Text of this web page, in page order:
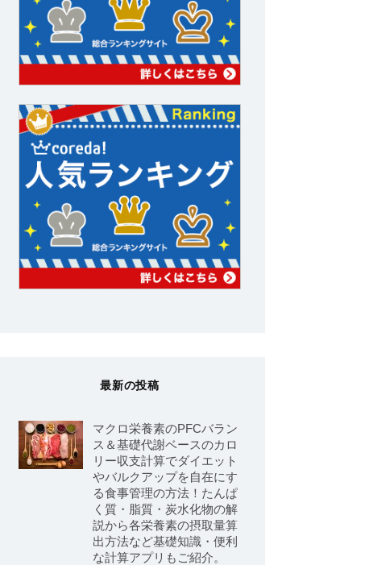
最新の投稿
マクロ栄養素のPFCバラン
ス＆基礎代謝ベースのカロ
リー収支計算でダイエット
やバルクアップを自在にす
る食事管理の方法！たんぱ
く質・脂質・炭水化物の解
説から各栄養素の摂取量算
出方法など基礎知識・便利
な計算アプリもご紹介。